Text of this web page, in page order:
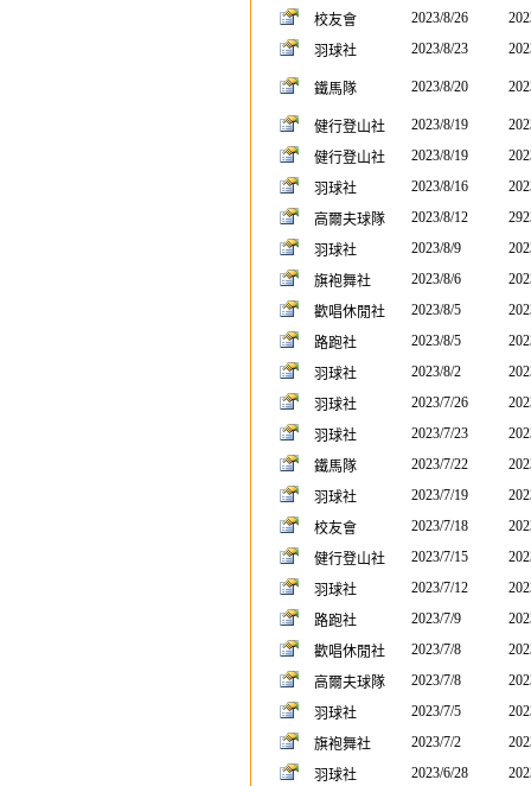
校友會
2023/8/26
羽球社
2023/8/23
鐵馬隊 2023/8/20
健行登山社 2023/8/19
健行登山社
2023/8/19
羽球社
2023/8/16
高爾夫球隊
2023/8/12
羽球社
2023/8/9
旗袍舞社
2023/8/6
歡唱休閒社
2023/8/5
路跑社
2023/8/5
羽球社
2023/8/2
羽球社
2023/7/26
羽球社
2023/7/23
鐵馬隊
2023/7/22
羽球社
2023/7/19
校友會
2023/7/18
健行登山社
2023/7/15
羽球社
2023/7/12
路跑社
2023/7/9
歡唱休閒社
2023/7/8
高爾夫球隊
2023/7/8
羽球社
2023/7/5
旗袍舞社
2023/7/2
羽球社
2023/6/28